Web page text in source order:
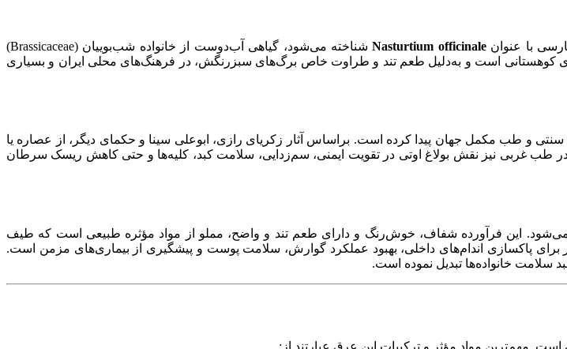
با عنوانNasturtium officinale
شناخته می‌شود، گیاهی آب‌دوست از خانواده شب‌بوییان (Brassicaceae)
کوهستانی است و به‌دلیل طعم تند و طراوت خاص برگ‌های سبزرنگش، در فرهنگ‌های محلی ایران و بسیاری
و طب مکمل جهان پیدا کرده است. براساس آثار زکریای رازی، ابوعلی سینا و حکمای دیگر، از عصاره یا
طب غربی نیز نقش بولاغ اوتی در تقویت ایمنی، سم‌زدایی، سلامت کبد، کلیه‌ها و حتی کاهش ریسک سرطان
می‌شود. این فرآورده شفاف، خوش‌رنگ و دارای طعم تند و واضح، مملو از مواد مؤثره طبیعی است که طیف
پاکسازی اندام‌های داخلی، بهبود عملکرد گوارش، سلامت پوست و پیشگیری از بیماری‌های مزمن است.
خانواده‌ها تبدیل نموده است.
مهم‌ترین مواد مؤثر و ترکیبات این عرق عبارتند از: